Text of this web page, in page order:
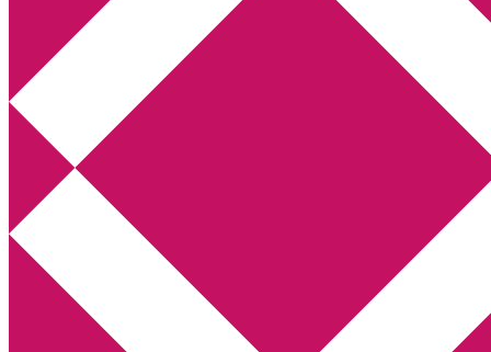
Annikas litteratur- och kulturblogg
Deckare, kriminalromaner, thrillers
Hem
Boktolva
Författarfemman
Kontakt